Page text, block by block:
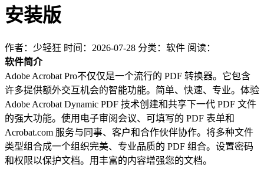
安装版
作者：少轻狂 时间：2026-07-28 分类：软件 阅读：
软件简介
Adobe Acrobat Pro不仅仅是一个流行的 PDF 转换器。它包含
许多提供额外交互机会的智能功能。简单、快速、专业。体验
Adobe Acrobat Dynamic PDF 技术创建和共享下一代 PDF 文件
的强大功能。使用电子审阅会议、可填写的 PDF 表单和
Acrobat.com 服务与同事、客户和合作伙伴协作。将多种文件
类型组合成一个组织完美、专业品质的 PDF 组合。设置密码
和权限以保护文档。用丰富的内容增强您的文档。